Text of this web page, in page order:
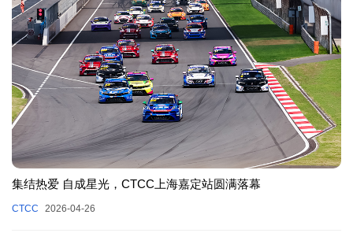
集结热爱 自成星光，CTCC上海嘉定站圆满落幕
CTCC 2026-04-26